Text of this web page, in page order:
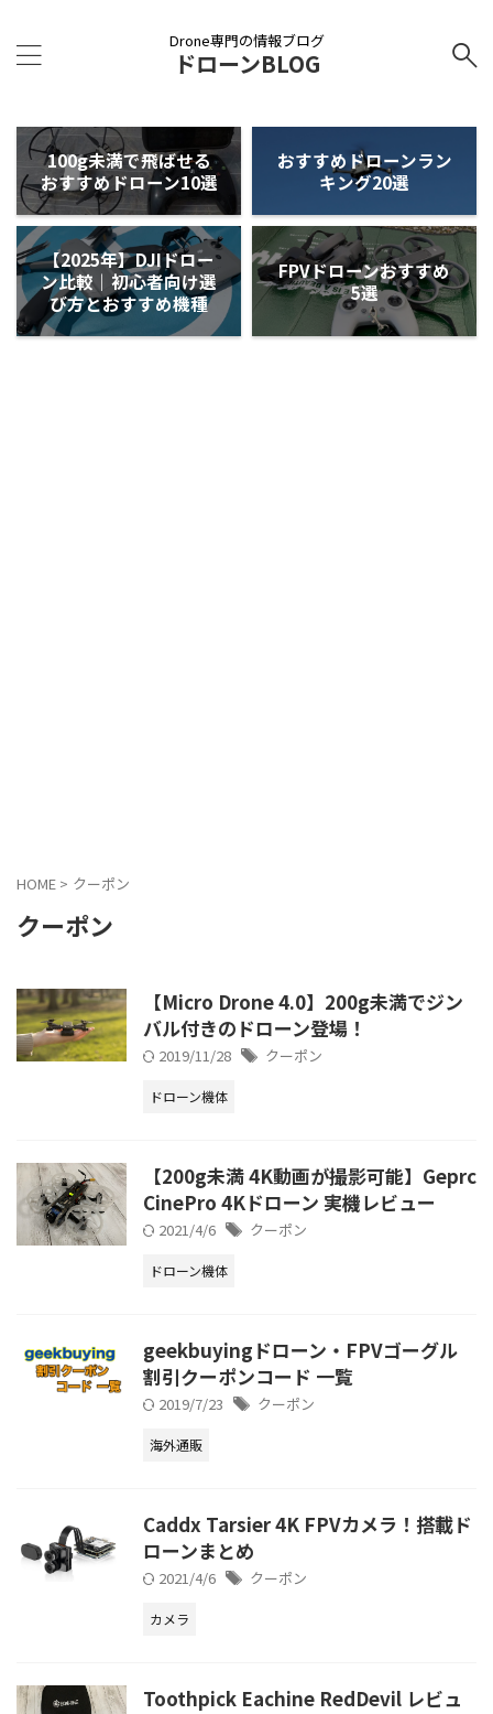
Drone専門の情報ブログ
ドローンBLOG
100g未満で飛ばせる
おすすめドローン10選
おすすめドローンラン
キング20選
【2025年】DJIドロー
ン比較｜初心者向け選
び方とおすすめ機種
FPVドローンおすすめ
5選
HOME > クーポン
クーポン
【Micro Drone 4.0】200g未満でジン
バル付きのドローン登場！
2019/11/28 クーポン
ドローン機体
【200g未満 4K動画が撮影可能】Geprc
CinePro 4Kドローン 実機レビュー
2021/4/6 クーポン
ドローン機体
geekbuyingドローン・FPVゴーグル
割引クーポンコード 一覧
2019/7/23 クーポン
海外通販
Caddx Tarsier 4K FPVカメラ！搭載ド
ローンまとめ
2021/4/6 クーポン
カメラ
Toothpick Eachine RedDevil レビュ